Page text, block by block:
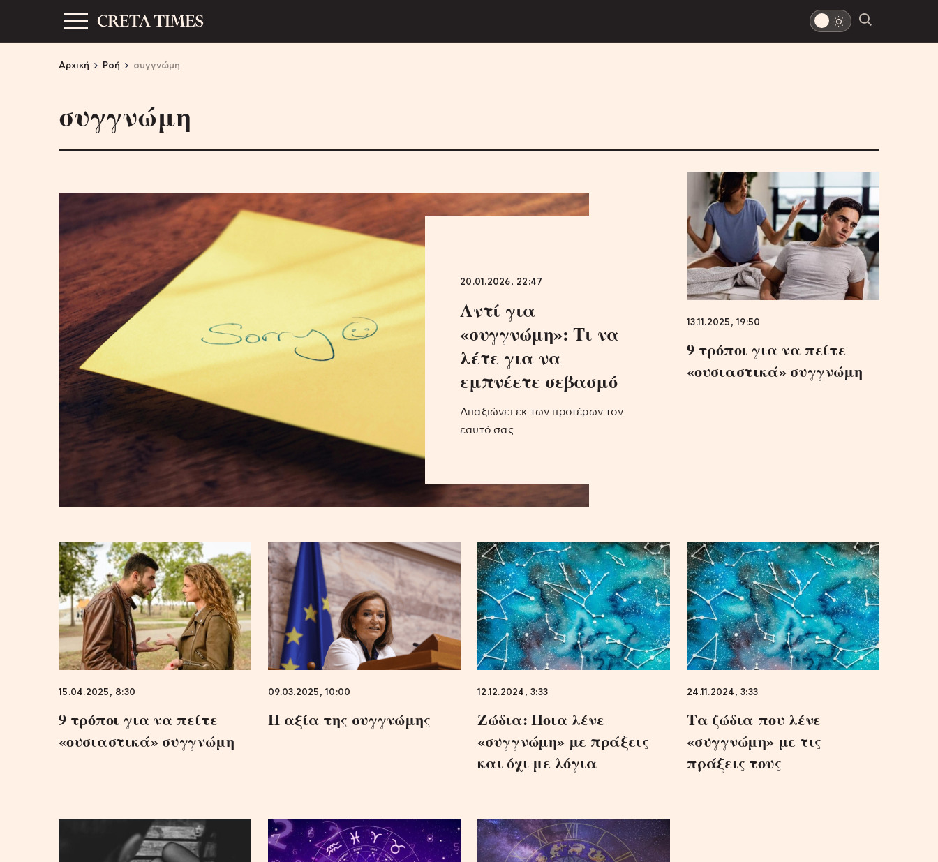
Αρχική Ροή συγγνώμη
συγγνώμη
20.01.2026, 22:47
Αντί για
«συγγνώμη»: Τι να
λέτε για να
εμπνέετε σεβασμό
Απαξιώνει εκ των προτέρων τον
εαυτό σας
13.11.2025, 19:50
9 τρόποι για να πείτε
«ουσιαστικά» συγγνώμη
15.04.2025, 8:30
9 τρόποι για να πείτε
«ουσιαστικά» συγγνώμη
09.03.2025, 10:00
Η αξία της συγγνώμης
12.12.2024, 3:33
Ζώδια: Ποια λένε
«συγγνώμη» με πράξεις
και όχι με λόγια
24.11.2024, 3:33
Τα ζώδια που λένε
«συγγνώμη» με τις
πράξεις τους